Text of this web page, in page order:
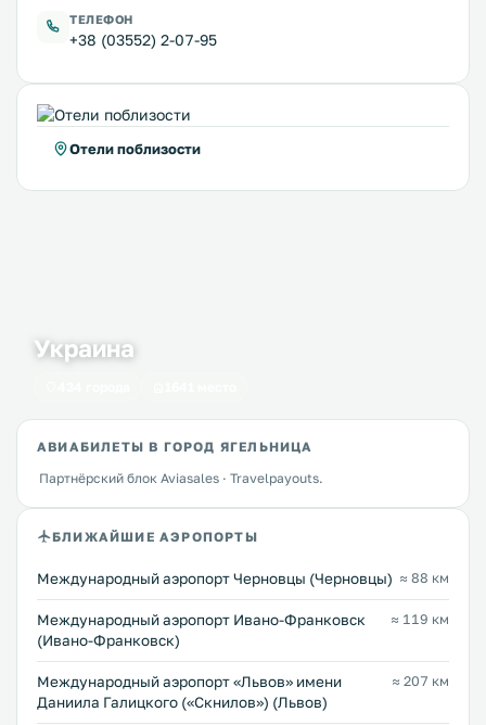
ТЕЛЕФОН
+38 (03552) 2-07-95
Отели поблизости
Украина
АВИАБИЛЕТЫ В ГОРОД ЯГЕЛЬНИЦА
Партнёрский блок Aviasales · Travelpayouts.
БЛИЖАЙШИЕ АЭРОПОРТЫ
Международный аэропорт Черновцы (Черновцы) ≈ 88 км
Международный аэропорт Ивано-Франковск
(Ивано-Франковск)
≈ 119 км
Междунарoдный аэропорт «Львов» имени
Даниила Галицкого («Скнилов») (Львов)
≈ 207 км